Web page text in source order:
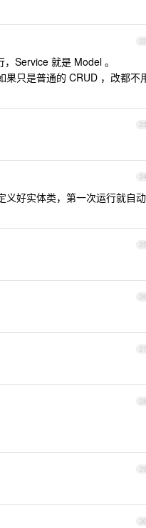
22
Service 就是 Model 。
果只是普通的 CRUD ，改都不
23
24
义好实体类，第一次运行就自动
25
26
27
28
29
30